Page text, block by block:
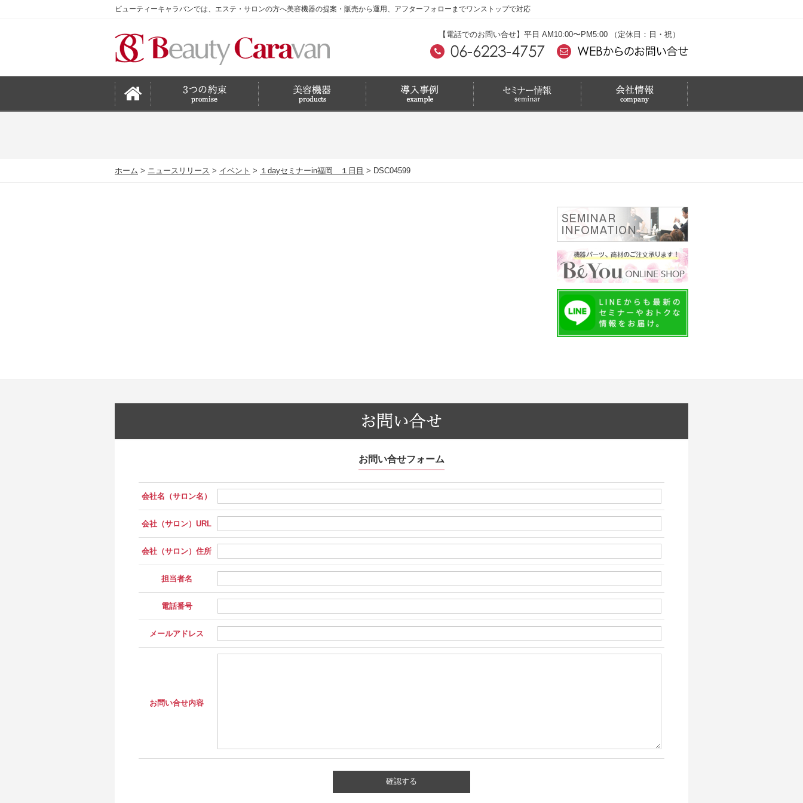
ビューティーキャラバンでは、エステ・サロンの方へ美容機器の提案・販売から運用、アフターフォローまでワンストップで対応
【電話でのお問い合せ】平日 AM10:00〜PM5:00 （定休日：日・祝）
ホーム ニュースリリース イベント １dayセミナーin福岡 １日目 DSC04599
お問い合せフォーム
会社名（サロン名）
会社（サロン）URL
会社（サロン）住所
担当者名
電話番号
メールアドレス
お問い合せ内容